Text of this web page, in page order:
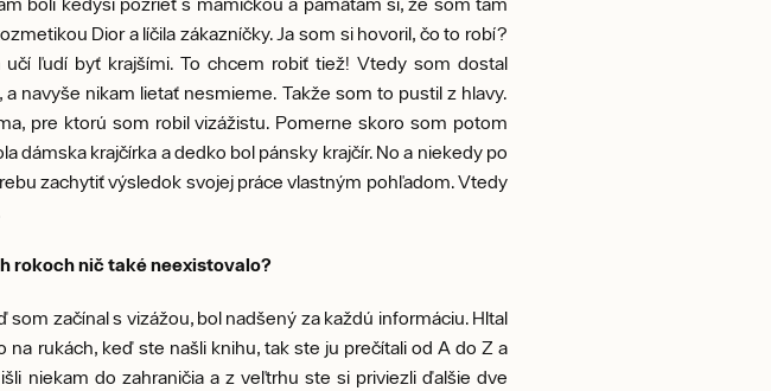
Dior a líčila zákazníčky. Ja som si hovoril, čo to robí?
ľudí byť krajšími. To chcem robiť tiež! Vtedy som dostal
navyše nikam lietať nesmieme. Takže som to pustil z hlavy.
pre ktorú som robil vizážistu. Pomerne skoro som potom
dámska krajčírka a dedko bol pánsky krajčír. No a niekedy po
zachytiť výsledok svojej práce vlastným pohľadom. Vtedy
rokoch nič také neexistovalo?
začínal s vizážou, bol nadšený za každú informáciu. Hltal
rukách, keď ste našli knihu, tak ste ju prečítali od A do Z a
niekam do zahraničia a z veľtrhu ste si priviezli ďalšie dve